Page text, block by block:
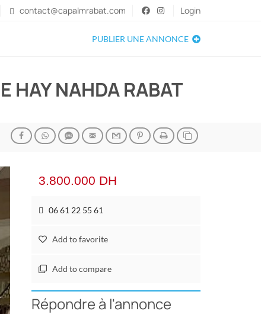
contact@capalmrabat.com Login
PUBLIER UNE ANNONCE
HAY NAHDA RABAT
3.800.000 DH
06 61 22 55 61
Add to favorite
Add to compare
Répondre à l'annonce